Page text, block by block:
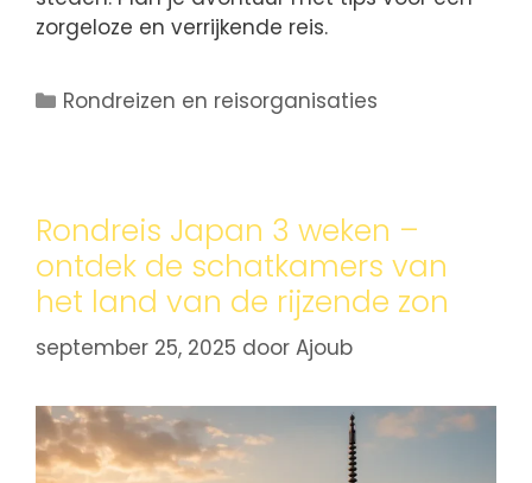
zorgeloze en verrijkende reis.
Rondreizen en reisorganisaties
Rondreis Japan 3 weken –
ontdek de schatkamers van
het land van de rijzende zon
september 25, 2025 door Ajoub